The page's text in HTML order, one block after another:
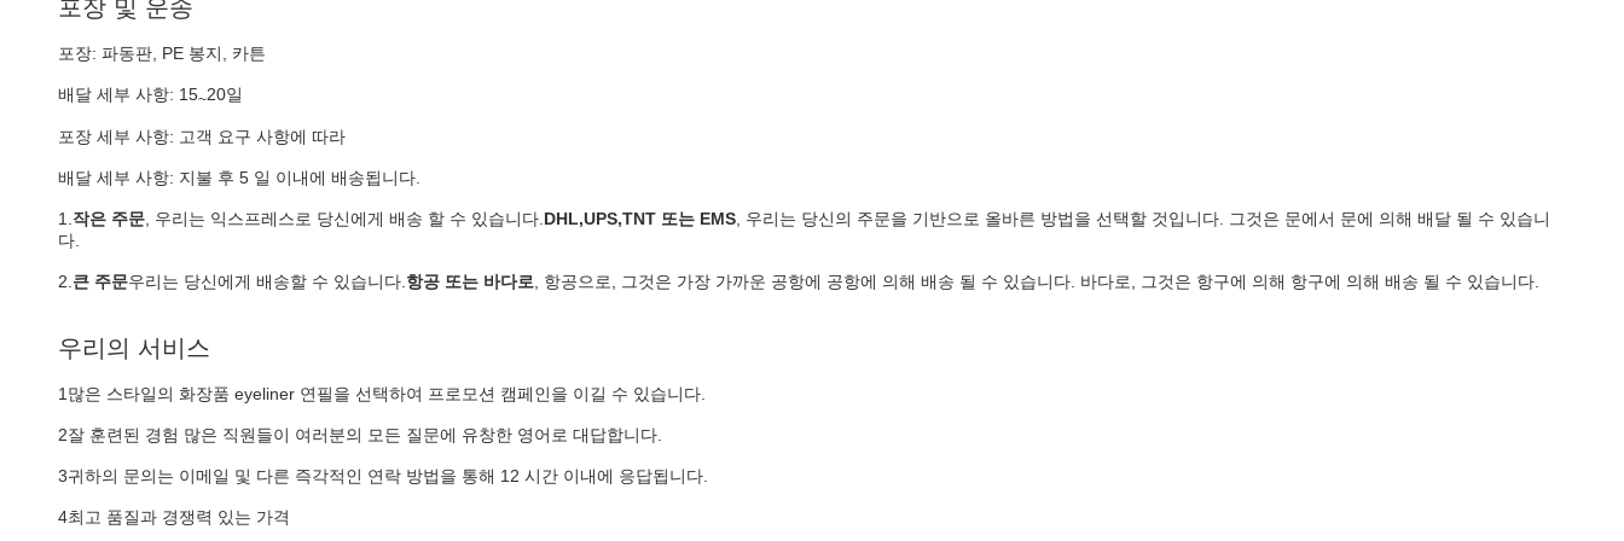
포장 및 운송
포장: 파동판, PE 봉지, 카튼
배달 세부 사항: 15~20일
포장 세부 사항: 고객 요구 사항에 따라
배달 세부 사항: 지불 후 5 일 이내에 배송됩니다.
1. 작은 주문 , 우리는 익스프레스로 당신에게 배송 할 수 있습니다. DHL,UPS,TNT 또는 EMS , 우리는 당신의 주문을 기반으로 올바른 방법을 선택할 것입니다. 그것은 문에서 문에 의해 배달 될 수 있습니
다.
2. 큰 주문우리는 당신에게 배송할 수 있습니다. 항공 또는 바다로 , 항공으로, 그것은 가장 가까운 공항에 공항에 의해 배송 될 수 있습니다. 바다로, 그것은 항구에 의해 항구에 의해 배송 될 수 있습니다.
우리의 서비스
1많은 스타일의 화장품 eyeliner 연필을 선택하여 프로모션 캠페인을 이길 수 있습니다.
2잘 훈련된 경험 많은 직원들이 여러분의 모든 질문에 유창한 영어로 대답합니다.
3귀하의 문의는 이메일 및 다른 즉각적인 연락 방법을 통해 12 시간 이내에 응답됩니다.
4최고 품질과 경쟁력 있는 가격